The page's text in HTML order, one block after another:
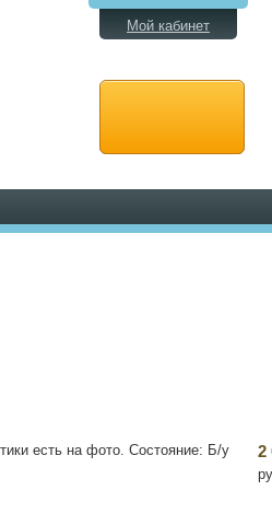
Мой кабинет
есть на фото. Состояние: Б/у 2